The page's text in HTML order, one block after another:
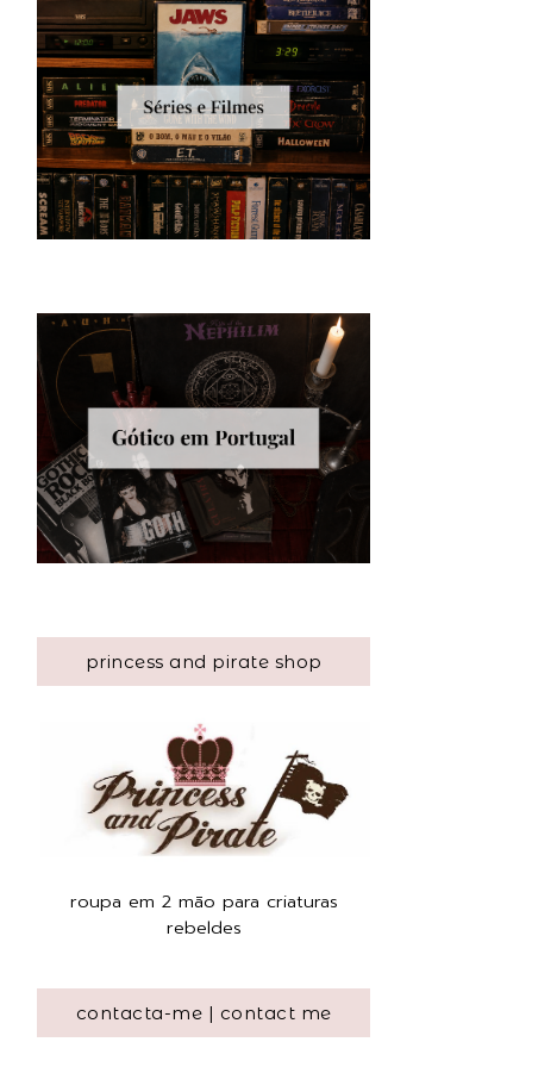
princess and pirate shop
roupa em 2 mão para criaturas
rebeldes
contacta-me | contact me